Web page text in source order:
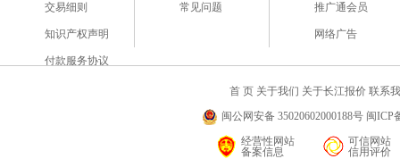
交易细则
知识产权声明
付款服务协议
常见问题 推广通会员
网络广告
首 页 关于我们 关于长江报价 联系
闽公网安备 35020602000188号 闽ICP
经营性网站
备案信息
可信网站
信用评价